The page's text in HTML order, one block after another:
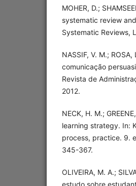
MOHER, D.;
systematic review
Systematic Reviews,
NASSIF, V. M.;
comunicação
Revista de
2012.
NECK, H. M.;
learning strategy. In:
process, practice. 9.
345-367.
OLIVEIRA, M. A.;